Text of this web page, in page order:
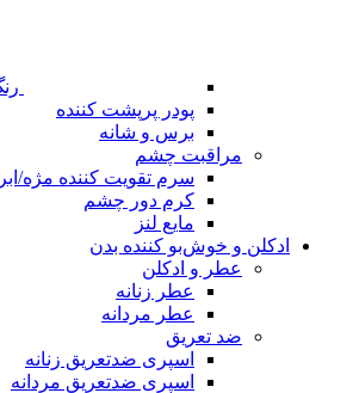
پودر پرپشت کننده
برس و شانه
مراقبت چشم
سرم تقویت کننده مژه/
کرم دور چشم
مایع لنز
ادکلن و خوش‌بو کننده بدن
عطر و ادکلن
عطر زنانه
عطر مردانه
ضد تعریق
اسپری ضدتعریق زنانه
اسپری ضدتعریق مردانه